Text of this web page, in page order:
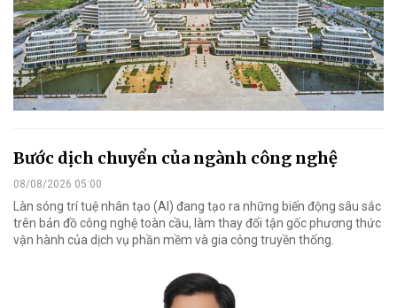
Bước dịch chuyển của ngành công nghệ
08/08/2026 05:00
Làn sóng trí tuệ nhân tạo (AI) đang tạo ra những biến động sâu sắc
trên bản đồ công nghệ toàn cầu, làm thay đổi tận gốc phương thức
vận hành của dịch vụ phần mềm và gia công truyền thống.